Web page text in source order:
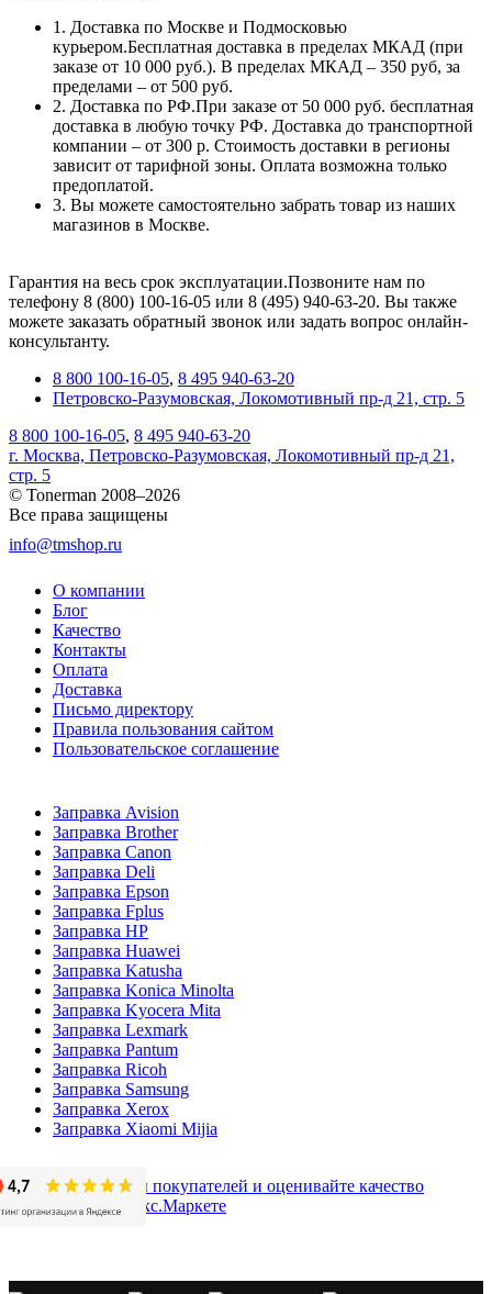
1. Доставка по Москве и Подмосковью
курьером.Бесплатная доставка в пределах МКАД (при
заказе от 10 000 руб.). В пределах МКАД – 350 руб, за
пределами – от 500 руб.
2. Доставка по РФ.При заказе от 50 000 руб. бесплатная
доставка в любую точку РФ. Доставка до транспортной
компании – от 300 р. Стоимость доставки в регионы
зависит от тарифной зоны. Оплата возможна только
предоплатой.
3. Вы можете самостоятельно забрать товар из наших
магазинов в Москве.
Гарантия на весь срок эксплуатации.Позвоните нам по
телефону 8 (800) 100-16-05 или 8 (495) 940-63-20. Вы также
можете заказать обратный звонок или задать вопрос онлайн-
консультанту.
8 800 100-16-05, 8 495 940-63-20
Петровско-Разумовская, Локомотивный пр-д 21, стр. 5
8 800 100-16-05, 8 495 940-63-20
г. Москва, Петровско-Разумовская, Локомотивный пр-д 21,
стр. 5
© Tonerman 2008–2026
Все права защищены
info@tmshop.ru
О компании
Блог
Качество
Контакты
Оплата
Доставка
Письмо директору
Правила пользования сайтом
Пользовательское соглашение
Заправка Avision
Заправка Brother
Заправка Canon
Заправка Deli
Заправка Epson
Заправка Fplus
Заправка HP
Заправка Huawei
Заправка Katusha
Заправка Konica Minolta
Заправка Kyocera Mita
Заправка Lexmark
Заправка Pantum
Заправка Ricoh
Заправка Samsung
Заправка Xerox
Заправка Xiaomi Mijia